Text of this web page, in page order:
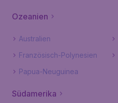
Ozeanien
Australien
Französisch-Polynesien
Papua-Neuguinea
Südamerika